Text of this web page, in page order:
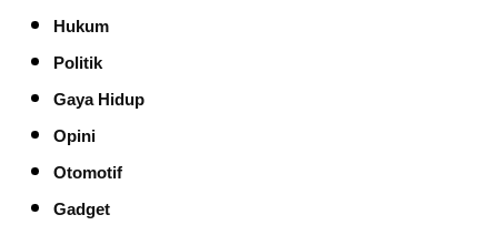
Hukum
Politik
Gaya Hidup
Opini
Otomotif
Gadget